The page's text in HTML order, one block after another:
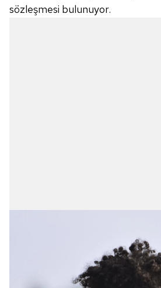
sözleşmesi bulunuyor.